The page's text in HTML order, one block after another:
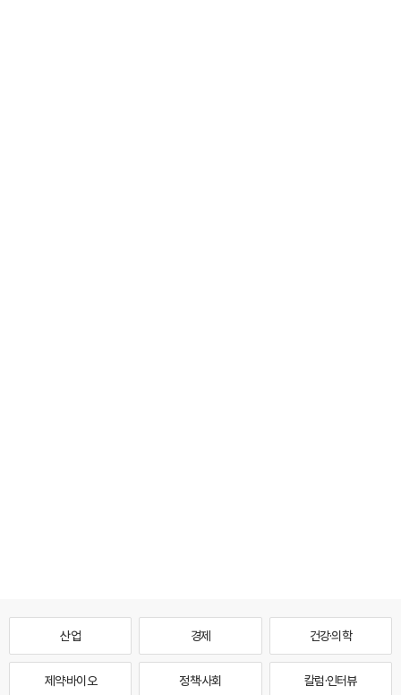
산업 경제 건강·의학
제약·바이오 정책·사회 칼럼·인터뷰